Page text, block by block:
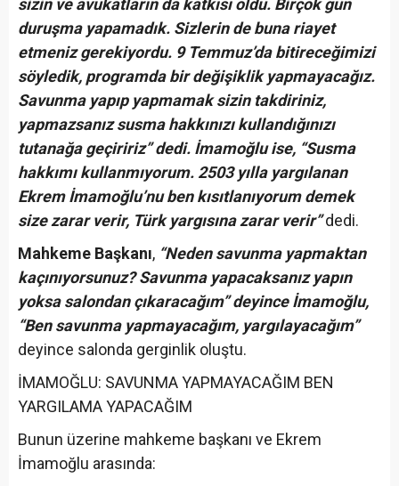
sizin ve avukatların da katkısı oldu. Birçok gün
duruşma yapamadık. Sizlerin de buna riayet
etmeniz gerekiyordu. 9 Temmuz’da bitireceğimizi
söyledik, programda bir değişiklik yapmayacağız.
Savunma yapıp yapmamak sizin takdiriniz,
yapmazsanız susma hakkınızı kullandığınızı
tutanağa geçiririz” dedi. İmamoğlu ise, “Susma
hakkımı kullanmıyorum. 2503 yılla yargılanan
Ekrem İmamoğlu’nu ben kısıtlanıyorum demek
size zarar verir, Türk yargısına zarar verir”dedi.
Mahkeme Başkanı, “Neden savunma yapmaktan
kaçınıyorsunuz? Savunma yapacaksanız yapın
yoksa salondan çıkaracağım” deyince İmamoğlu,
“Ben savunma yapmayacağım, yargılayacağım”
deyince salonda gerginlik oluştu.
İMAMOĞLU: SAVUNMA YAPMAYACAĞIM BEN
YARGILAMA YAPACAĞIM
Bunun üzerine mahkeme başkanı ve Ekrem
İmamoğlu arasında: